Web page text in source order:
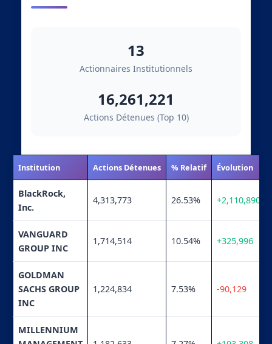
13
Actionnaires Institutionnels
16,261,221
Actions Détenues (Top 10)
Institution Actions Détenues % Relatif Évolution
BlackRock,
Inc.
4,313,773 26.53% +2,110,890
VANGUARD
GROUP INC
1,714,514 10.54% +325,996
GOLDMAN
SACHS GROUP
INC
1,224,834 7.53% -90,129
MILLENNIUM